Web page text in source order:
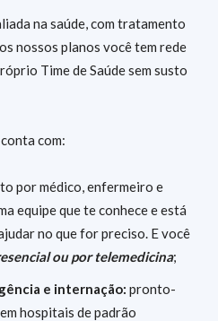
na saúde, com tratamento
nossos planos você tem rede
Time de Saúde sem susto
com:
por médico, enfermeiro e
equipe que te conhece e está
no que for preciso. E você
ou por telemedicina;
e internação: pronto-
hospitais de padrão